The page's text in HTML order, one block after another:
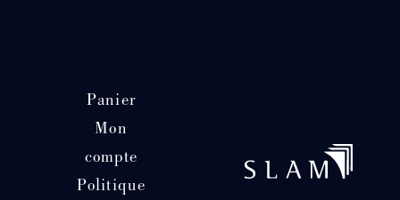
Panier
Mon
compte
Politique